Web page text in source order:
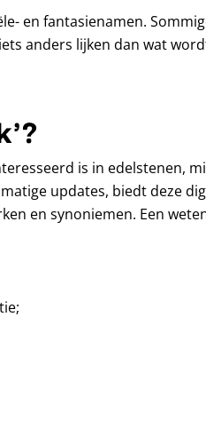
en fantasienamen.
anders lijken dan wat
is in edelstenen,
updates, biedt deze
en synoniemen. Een